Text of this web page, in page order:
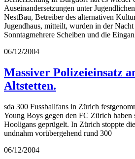
Auseinandersetzungen unter
NestBau, Betreiber des alternativen
Jugendhaus, mitteilt, wurden in der
Sonntagmehrere Scheiben und die
06/12/2004
Massiver Polizeieinsatz
Altstetten.
sda 300 Fussballfans in Zürich
Young Boys gegen den FC Zürich haben
Hooligans geprügelt. In Zürich stoppte
undnahm vorübergehend rund 300
06/12/2004